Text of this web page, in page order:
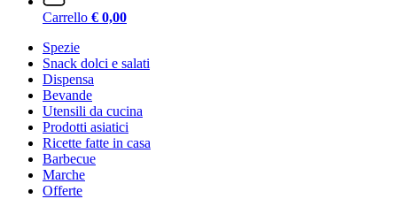
Carrello € 0,00
Spezie
Snack dolci e salati
Dispensa
Bevande
Utensili da cucina
Prodotti asiatici
Ricette fatte in casa
Barbecue
Marche
Offerte